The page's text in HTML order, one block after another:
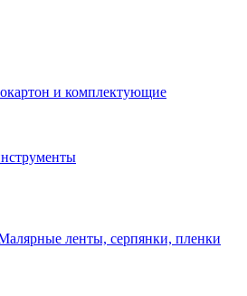
и комплектующие
ленты, серпянки, пленки